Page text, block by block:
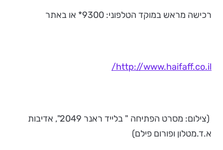
רכישה מראש במוקד הטלפוני: 9300* או באתר
http://www.haifaff.co.il/
(צילום: מסרט הפתיחה " בלייד ראנר 2049", אדיבות
א.ד.מטלון ופורום פילם)